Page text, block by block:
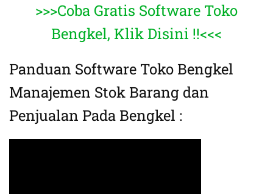
>>>Coba Gratis Software Toko
Bengkel, Klik Disini !!<<<
Panduan Software Toko Bengkel
Manajemen Stok Barang dan
Penjualan Pada Bengkel :